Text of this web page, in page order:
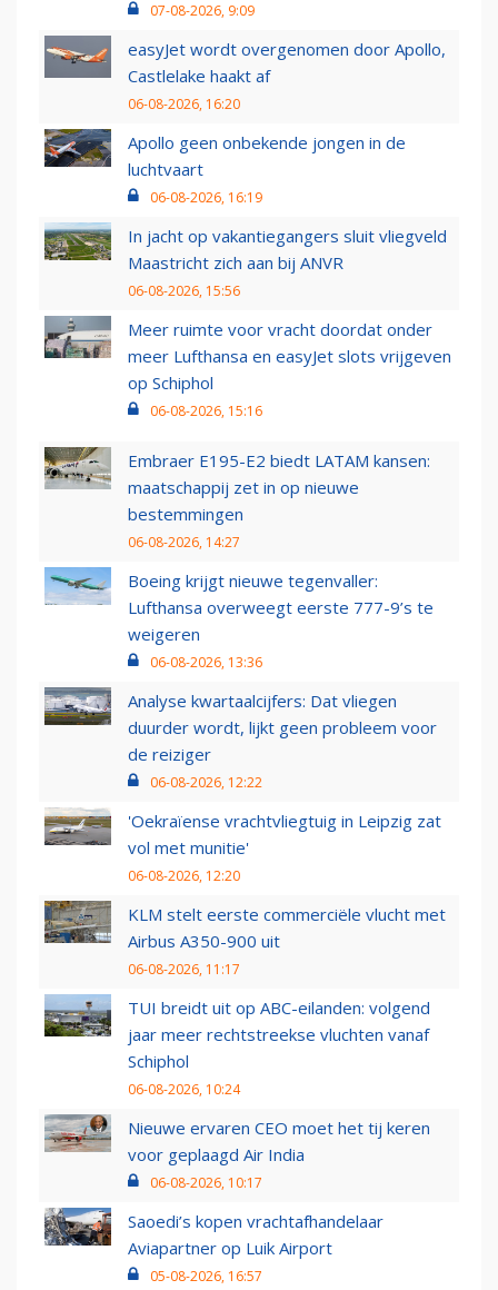
07-08-2026, 9:09
easyJet wordt overgenomen door Apollo,
Castlelake haakt af
06-08-2026, 16:20
Apollo geen onbekende jongen in de
luchtvaart
06-08-2026, 16:19
In jacht op vakantiegangers sluit vliegveld
Maastricht zich aan bij ANVR
06-08-2026, 15:56
Meer ruimte voor vracht doordat onder
meer Lufthansa en easyJet slots vrijgeven
op Schiphol
06-08-2026, 15:16
Embraer E195-E2 biedt LATAM kansen:
maatschappij zet in op nieuwe
bestemmingen
06-08-2026, 14:27
Boeing krijgt nieuwe tegenvaller:
Lufthansa overweegt eerste 777-9’s te
weigeren
06-08-2026, 13:36
Analyse kwartaalcijfers: Dat vliegen
duurder wordt, lijkt geen probleem voor
de reiziger
06-08-2026, 12:22
'Oekraïense vrachtvliegtuig in Leipzig zat
vol met munitie'
06-08-2026, 12:20
KLM stelt eerste commerciële vlucht met
Airbus A350-900 uit
06-08-2026, 11:17
TUI breidt uit op ABC-eilanden: volgend
jaar meer rechtstreekse vluchten vanaf
Schiphol
06-08-2026, 10:24
Nieuwe ervaren CEO moet het tij keren
voor geplaagd Air India
06-08-2026, 10:17
Saoedi’s kopen vrachtafhandelaar
Aviapartner op Luik Airport
05-08-2026, 16:57